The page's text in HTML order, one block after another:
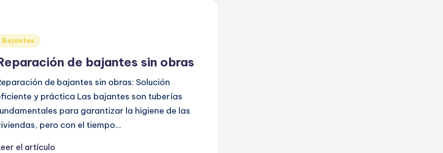
Bajantes
de bajantes sin obras
de bajantes sin obras: Solución
y práctica Las bajantes son tuberías
para garantizar la higiene de las
pero con el tiempo...
el artículo